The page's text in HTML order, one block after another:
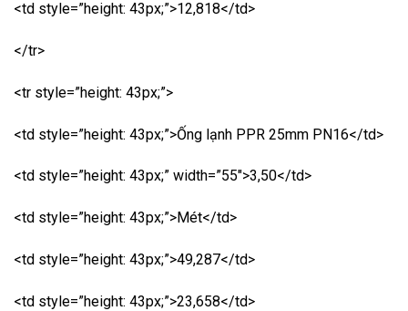
<td style=”height: 43px;”>12,818</td>
</tr>
<tr style=”height: 43px;”>
<td style=”height: 43px;”>Ống lạnh PPR 25mm PN16</td>
<td style=”height: 43px;” width=”55″>3,50</td>
<td style=”height: 43px;”>Mét</td>
<td style=”height: 43px;”>49,287</td>
<td style=”height: 43px;”>23,658</td>